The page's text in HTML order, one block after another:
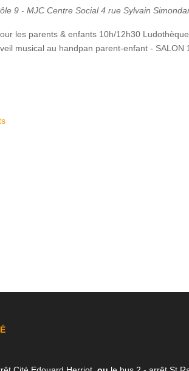
9 - MJC Centre Social4 rue Sylvain
les parents & enfants 10h/12h30
musical au handpan parent-enfant -